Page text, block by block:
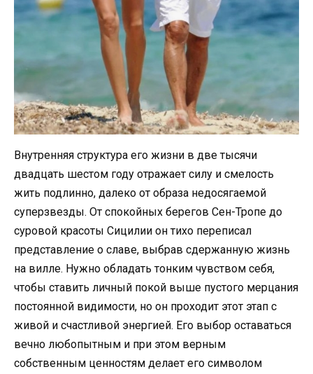
Внутренняя структура его жизни в две тысячи
двадцать шестом году отражает силу и смелость
жить подлинно, далеко от образа недосягаемой
суперзвезды. От спокойных берегов Сен-Тропе до
суровой красоты Сицилии он тихо переписал
представление о славе, выбрав сдержанную жизнь
на вилле. Нужно обладать тонким чувством себя,
чтобы ставить личный покой выше пустого мерцания
постоянной видимости, но он проходит этот этап с
живой и счастливой энергией. Его выбор оставаться
вечно любопытным и при этом верным
собственным ценностям делает его символом